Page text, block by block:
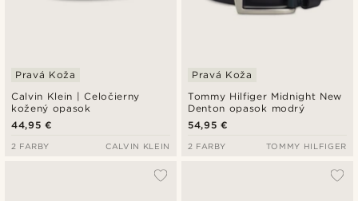
Calvin Klein | Celočierny
kožený opasok
Pravá Koža
44,95 €
2 FARBY CALVIN KLEIN
Tommy Hilfiger Midnight New
Denton opasok modrý
Pravá Koža
54,95 €
2 FARBY TOMMY HILFIGER